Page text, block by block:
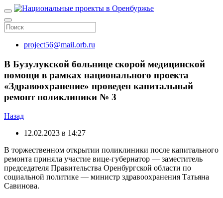
project56@mail.orb.ru
В Бузулукской больнице скорой медицинской
помощи в рамках национального проекта
«Здравоохранение» проведен капитальный
ремонт поликлиники № 3
Назад
12.02.2023 в 14:27
В торжественном открытии поликлиники после капитального
ремонта приняла участие вице-губернатор — заместитель
председателя Правительства Оренбургской области по
социальной политике — министр здравоохранения Татьяна
Савинова.